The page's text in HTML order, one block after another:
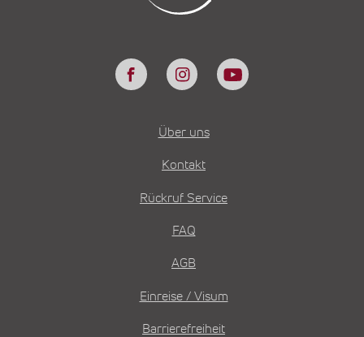
Über uns
Kontakt
Rückruf Service
FAQ
AGB
Einreise / Visum
Barrierefreiheit